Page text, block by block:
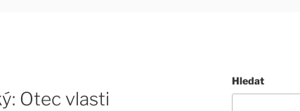
Otec vlasti
Hledat